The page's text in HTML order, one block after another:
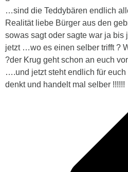
…sind die Teddybären endlich
Realität liebe Bürger aus den
sowas sagt oder sagte war ja bis
jetzt …wo es einen selber trifft ?
?der Krug geht schon an euch
….und jetzt steht endlich für
denkt und handelt mal selber !!!!!!